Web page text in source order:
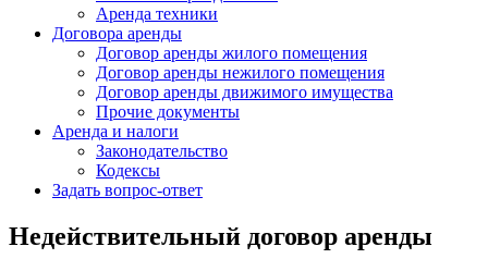
Аренда техники
Договора аренды
Договор аренды жилого помещения
Договор аренды нежилого помещения
Договор аренды движимого имущества
Прочие документы
Аренда и налоги
Законодательство
Кодексы
Задать вопрос-ответ
Недействительный договор аренды